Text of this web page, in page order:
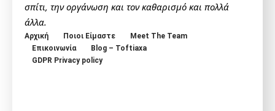
σπίτι, την οργάνωση και τον καθαρισμό και πολλά
άλλα.
Αρχική Ποιοι Είμαστε
Meet The Team
Επικοινωνία
Blog – Toftiaxa
GDPR Privacy policy